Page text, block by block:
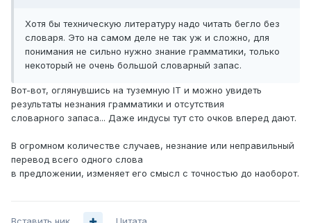
Хотя бы техническую литературу надо читать бегло без
словаря. Это на самом деле не так уж и сложно, для
понимания не сильно нужно знание грамматики, только
некоторый не очень большой словарный запас.
Вот-вот, оглянувшись на туземную IT и можно увидеть
результаты незнания грамматики и отсутствия
словарного запаса... Даже индусы тут сто очков вперед дают.
В огромном количестве случаев, незнание или неправильный
перевод всего одного слова
в предложении, изменяет его смысл с точностью до наоборот.